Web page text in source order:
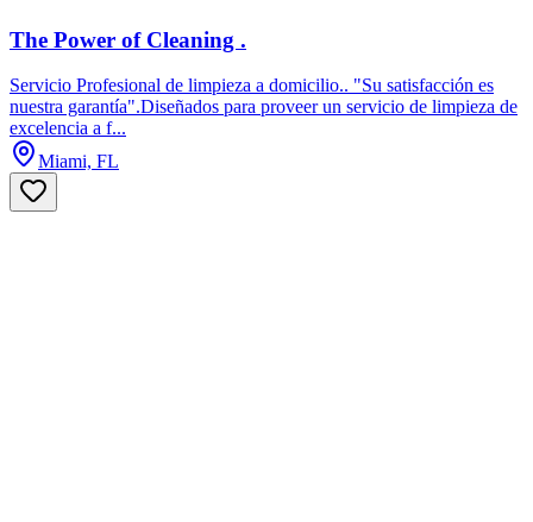
The Power of Cleaning .
Servicio Profesional de limpieza a domicilio.. "Su satisfacción es
nuestra garantía".Diseñados para proveer un servicio de limpieza de
excelencia a f...
Miami, FL